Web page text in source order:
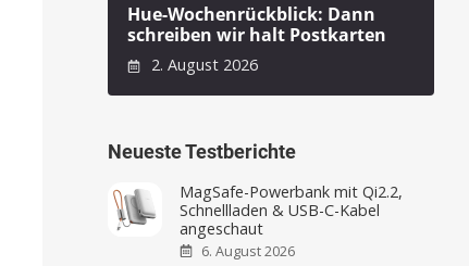
Hue-Wochenrückblick: Dann
schreiben wir halt Postkarten
2. August 2026
Neueste Testberichte
MagSafe-Powerbank mit Qi2.2,
Schnellladen & USB-C-Kabel
angeschaut
6. August 2026